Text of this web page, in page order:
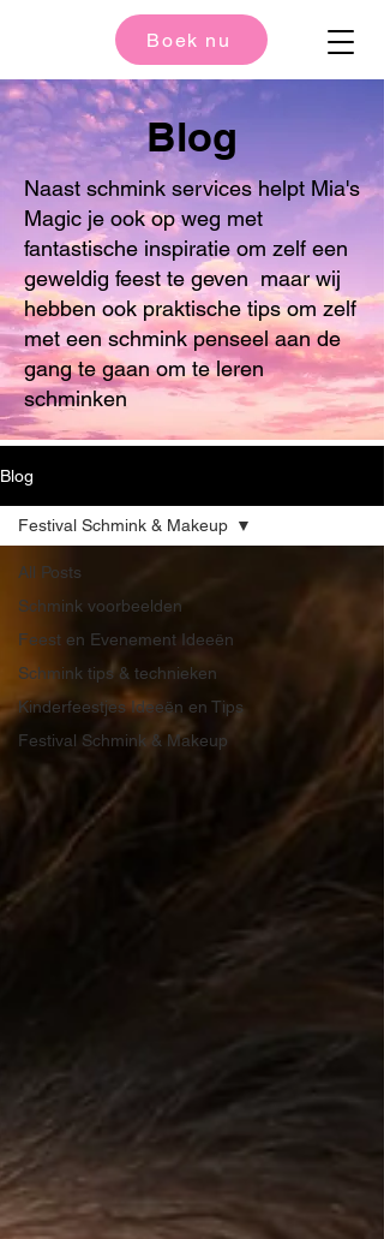
Boek nu
Blog
Naast schmink services helpt Mia's
Magic je ook op weg met
fantastische inspiratie om zelf een
geweldig feest te geven maar wij
hebben ook praktische tips om zelf
met een schmink penseel aan de
gang te gaan om te leren
schminken
Blog
All Posts
Schmink voorbeelden
Feest en Evenement Ideeën
Schmink tips & technieken
Kinderfeestjes Ideeën en Tips
Festival Schmink & Makeup
Festival Schmink & Makeup